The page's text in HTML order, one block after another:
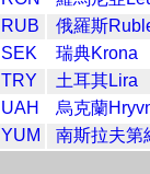
RUB
俄羅斯
SEK
瑞典Krona
TRY
土耳其Lira
UAH
烏克蘭
YUM
南斯拉夫第